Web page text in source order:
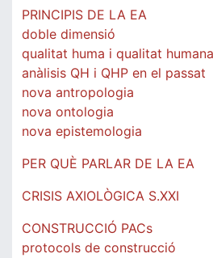
PRINCIPIS DE LA EA
doble dimensió
qualitat huma i qualitat
anàlisis QH i QHP en el passat
nova antropologia
nova ontologia
nova epistemologia
PER QUÈ PARLAR DE LA EA
CRISIS AXIOLÒGICA S.XXI
CONSTRUCCIÓ PACs
protocols de construcció